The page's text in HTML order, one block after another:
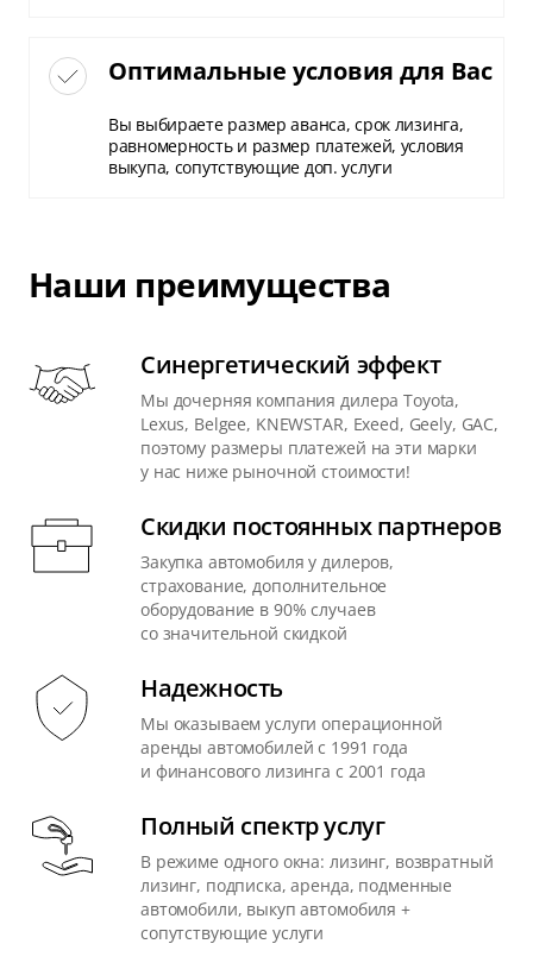
Оптимальные условия для Вас
Вы выбираете размер аванса, срок лизинга,
равномерность и размер платежей, условия
выкупа, сопутствующие доп. услуги
Наши преимущества
Синергетический эффект
Мы дочерняя компания дилера Toyota,
Lexus, Belgee, KNEWSTAR, Exeed, Geely, GAC,
поэтому размеры платежей на эти марки
у нас ниже рыночной стоимости!
Скидки постоянных партнеров
Закупка автомобиля у дилеров,
страхование, дополнительное
оборудование в 90% случаев
со значительной скидкой
Надежность
Мы оказываем услуги операционной
аренды автомобилей с 1991 года
и финансового лизинга с 2001 года
Полный спектр услуг
В режиме одного окна: лизинг, возвратный
лизинг, подписка, аренда, подменные
автомобили, выкуп автомобиля +
сопутствующие услуги